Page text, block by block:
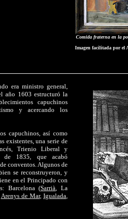
Comida fraterna en la
Imagen facilitada por el
era ministro general,
año 1603 estructuró la
capuchinos
y acercando los
capuchinos, así como
existentes, una serie de
Trienio Liberal y
de 1835, que acabó
conventos. Algunos de
se reconstruyeron, y
en el Principado con
Barcelona (Sarrià, La
Arenys de Mar,Igualada,